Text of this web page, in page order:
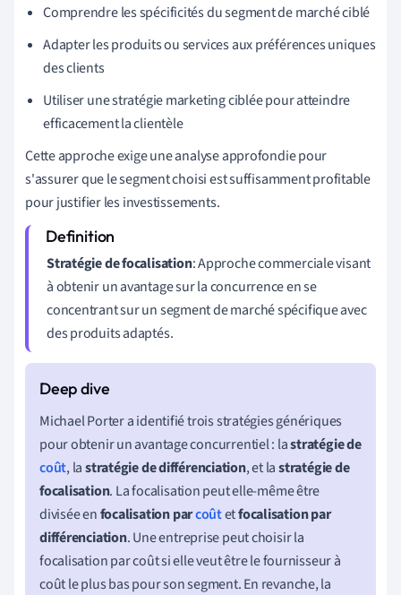
Comprendre les spécificités du segment de marché ciblé
Adapter les produits ou services aux préférences uniques
des clients
Utiliser une stratégie marketing ciblée pour atteindre
efficacement la clientèle
Cette approche exige une analyse approfondie pour
s'assurer que le segment choisi est suffisamment profitable
pour justifier les investissements.
Stratégie de focalisation: Approche commerciale visant
à obtenir un avantage sur la concurrence en se
concentrant sur un segment de marché spécifique avec
des produits adaptés.
Michael Porter a identifié trois stratégies génériques
pour obtenir un avantage concurrentiel : lastratégie de
coût, lastratégie de différenciation, et lastratégie de
focalisation. La focalisation peut elle-même être
divisée enfocalisation parcoûtetfocalisation par
différenciation. Une entreprise peut choisir la
focalisation par coût si elle veut être le fournisseur à
coût le plus bas pour son segment. En revanche, la